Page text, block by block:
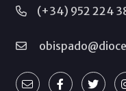
(+34) 952 224